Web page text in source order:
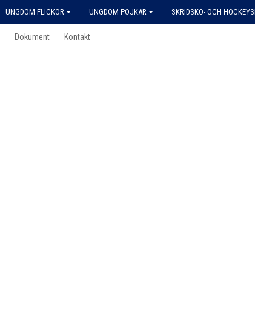
UNGDOM FLICKOR UNGDOM POJKAR SKRIDSKO- OCH
Dokument Kontakt